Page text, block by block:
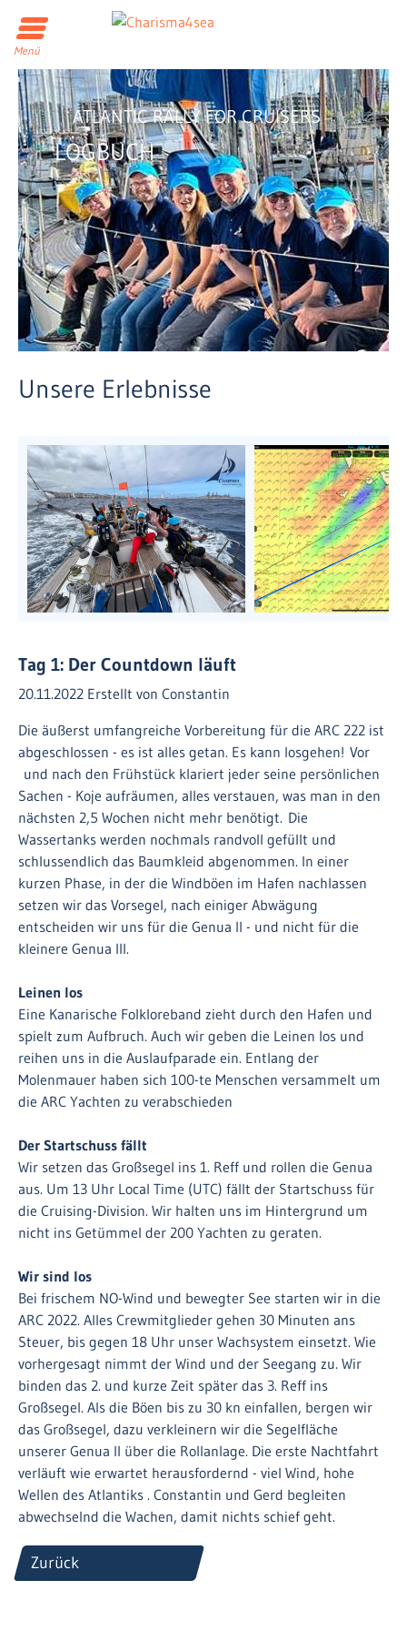
Menü
ATLANTIC RALLY FOR CRUISERS
LOGBUCH
Unsere Erlebnisse
Tag 1: Der Countdown läuft
20.11.2022 Erstellt von Constantin
Die äußerst umfangreiche Vorbereitung für die ARC 222 ist
abgeschlossen - es ist alles getan. Es kann losgehen! Vor
und nach den Frühstück klariert jeder seine persönlichen
Sachen - Koje aufräumen, alles verstauen, was man in den
nächsten 2,5 Wochen nicht mehr benötigt. Die
Wassertanks werden nochmals randvoll gefüllt und
schlussendlich das Baumkleid abgenommen. In einer
kurzen Phase, in der die Windböen im Hafen nachlassen
setzen wir das Vorsegel, nach einiger Abwägung
entscheiden wir uns für die Genua II - und nicht für die
kleinere Genua III.
Leinen los
Eine Kanarische Folkloreband zieht durch den Hafen und
spielt zum Aufbruch. Auch wir geben die Leinen los und
reihen uns in die Auslaufparade ein. Entlang der
Molenmauer haben sich 100-te Menschen versammelt um
die ARC Yachten zu verabschieden
Der Startschuss fällt
Wir setzen das Großsegel ins 1. Reff und rollen die Genua
aus. Um 13 Uhr Local Time (UTC) fällt der Startschuss für
die Cruising-Division. Wir halten uns im Hintergrund um
nicht ins Getümmel der 200 Yachten zu geraten.
Wir sind los
Bei frischem NO-Wind und bewegter See starten wir in die
ARC 2022. Alles Crewmitglieder gehen 30 Minuten ans
Steuer, bis gegen 18 Uhr unser Wachsystem einsetzt. Wie
vorhergesagt nimmt der Wind und der Seegang zu. Wir
binden das 2. und kurze Zeit später das 3. Reff ins
Großsegel. Als die Böen bis zu 30 kn einfallen, bergen wir
das Großsegel, dazu verkleinern wir die Segelfläche
unserer Genua II über die Rollanlage. Die erste Nachtfahrt
verläuft wie erwartet herausfordernd - viel Wind, hohe
Wellen des Atlantiks . Constantin und Gerd begleiten
abwechselnd die Wachen, damit nichts schief geht.
Zurück